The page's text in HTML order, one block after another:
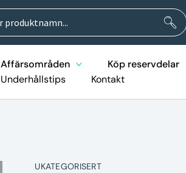
Affärsområden Köp reservdelar
Underhållstips
Kontakt
UKATEGORISERT